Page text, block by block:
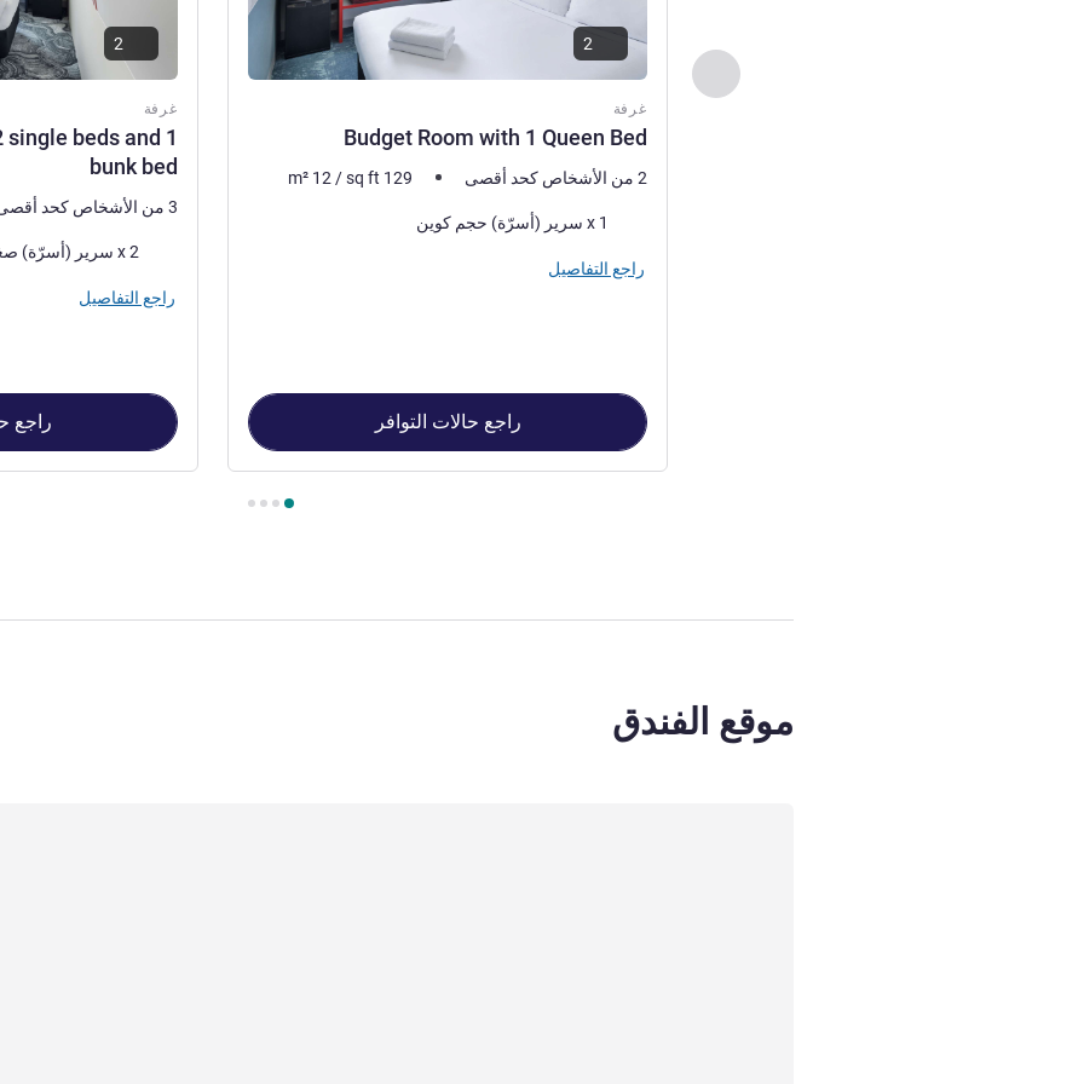
السابق - غرفة
غرفة
Budget Room with 1 Queen Bed
2 من الأشخاص كحد أقصى m² 12 /sq ft 129
فرش السرير
1 x سرير (أسرّة) حجم كوين
راجع التفاصيل
راجع حالات التوافر
غرفة
single beds and 1
bunk bed
3 من الأشخاص كحد أقصى
فرش السرير
2 x سرير (أسرّة) صغير و 1 x سرير (أسرّة) بطابقين
راجع التفاصيل
راجع
موقع الفندق